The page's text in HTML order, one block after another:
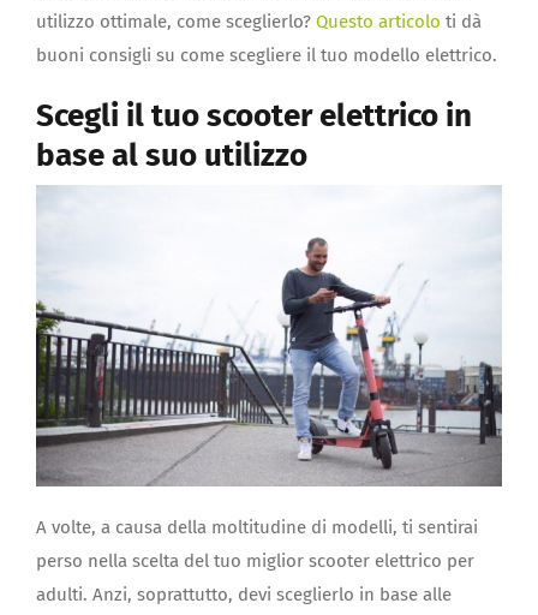
utilizzo ottimale, come sceglierlo? Questo articolo ti dà
buoni consigli su come scegliere il tuo modello elettrico.
Scegli il tuo scooter elettrico in
base al suo utilizzo
A volte, a causa della moltitudine di modelli, ti sentirai
perso nella scelta del tuo miglior scooter elettrico per
adulti. Anzi, soprattutto, devi sceglierlo in base alle